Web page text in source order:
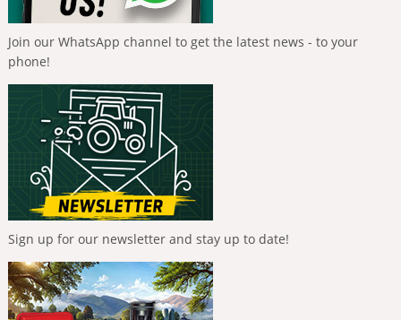
Join our WhatsApp channel to get the latest news - to your
phone!
Sign up for our newsletter and stay up to date!